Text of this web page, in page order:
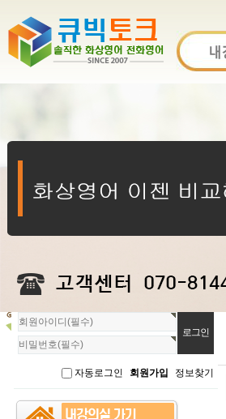
회
원
로
자동로그인 회원가입 정보찾기